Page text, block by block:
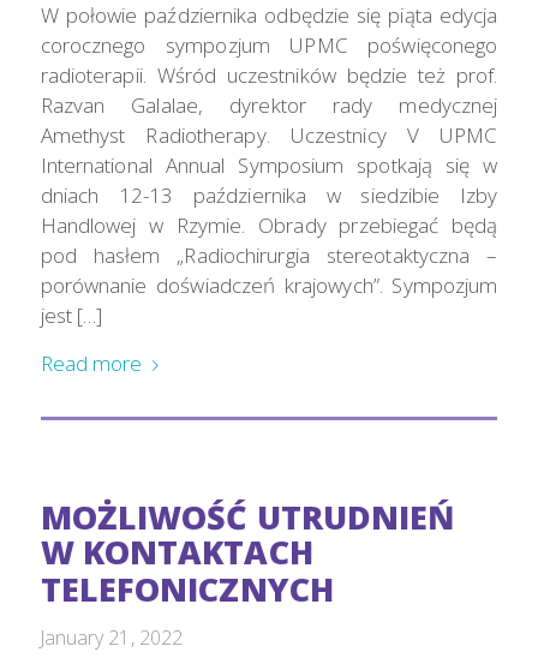
W połowie października odbędzie się piąta edycja
corocznego sympozjum UPMC poświęconego
radioterapii. Wśród uczestników będzie też prof.
Razvan Galalae, dyrektor rady medycznej
Amethyst Radiotherapy. Uczestnicy V UPMC
International Annual Symposium spotkają się w
dniach 12-13 października w siedzibie Izby
Handlowej w Rzymie. Obrady przebiegać będą
pod hasłem „Radiochirurgia stereotaktyczna –
porównanie doświadczeń krajowych”. Sympozjum
jest […]
Read more
MOŻLIWOŚĆ UTRUDNIEŃ
W KONTAKTACH
TELEFONICZNYCH
January 21, 2022